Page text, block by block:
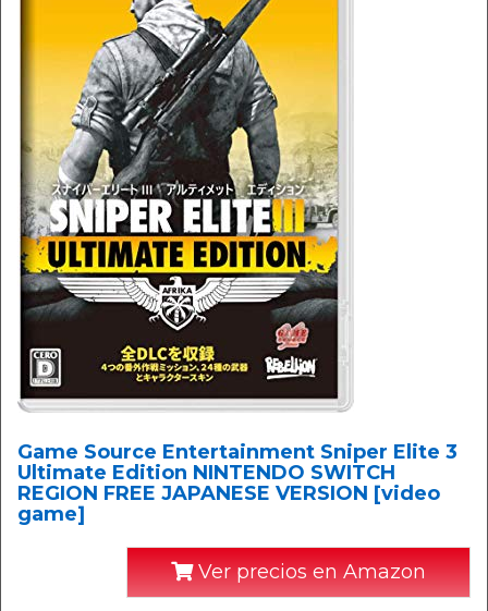
Game Source Entertainment Sniper Elite 3
Ultimate Edition NINTENDO SWITCH
REGION FREE JAPANESE VERSION [video
game]
Ver precios en Amazon